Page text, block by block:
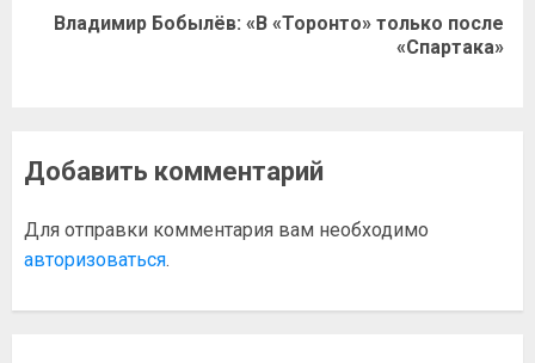
Владимир Бобылёв: «В «Торонто» только после
«Спартака»
Добавить комментарий
Для отправки комментария вам необходимо
авторизоваться.